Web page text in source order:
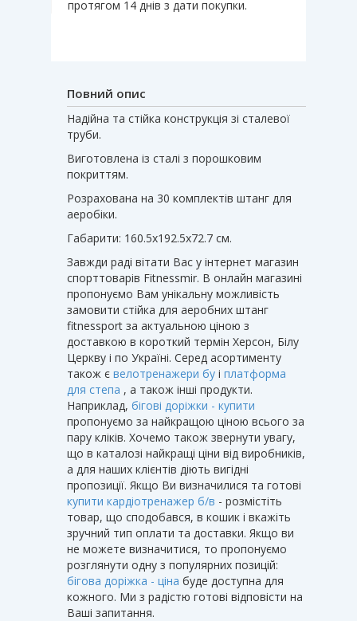
протягом 14 днів з дати покупки.
Повний опис
Надійна та стійка конструкція зі сталевої
труби.
Виготовлена ​​із сталі з порошковим
покриттям.
Розрахована на 30 комплектів штанг для
аеробіки.
Габарити: 160.5х192.5х72.7 см.
Завжди раді вітати Вас у інтернет магазин
спорттоварів Fitnessmir. В онлайн магазині
пропонуємо Вам унікальну можливість
замовити стійка для аеробних штанг
fitnessport за актуальною ціною з
доставкою в короткий термін Херсон, Білу
Церкву і по Україні. Серед асортименту
також є велотренажери бу і платформа
для степа , а також інші продукти.
Наприклад, бігові доріжки - купити
пропонуємо за найкращою ціною всього за
пару кліків. Хочемо також звернути увагу,
що в каталозі найкращі ціни від виробників,
а для наших клієнтів діють вигідні
пропозиції. Якщо Ви визначилися та готові
купити кардіотренажер б/в - розмістіть
товар, що сподобався, в кошик і вкажіть
зручний тип оплати та доставки. Якщо ви
не можете визначитися, то пропонуємо
розглянути одну з популярних позицій:
бігова доріжка - ціна буде доступна для
кожного. Ми з радістю готові відповісти на
Ваші запитання.